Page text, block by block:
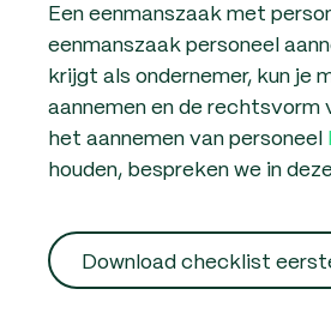
Een eenmanszaak met
eenmanszaak personeel
krijgt als ondernemer, kun je
aannemen en de
het aannemen van personeel
houden, bespreken we in
Download checklist